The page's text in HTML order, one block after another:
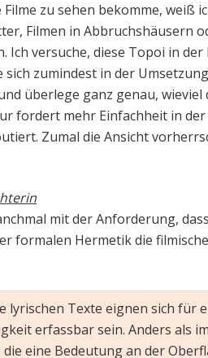
zu sehen bekomme, weiß
Filmen in Abbruchshäusern
Ich versuche, diese Topoi in
zumindest in der
überlege ganz genau,
fordert mehr Einfachheit in
Zumal die Ansicht
mit der Anforderung,
formalen Hermetik die
lyrischen Texte eignen sich für
erfassbar sein. Anders als
eine Bedeutung an der